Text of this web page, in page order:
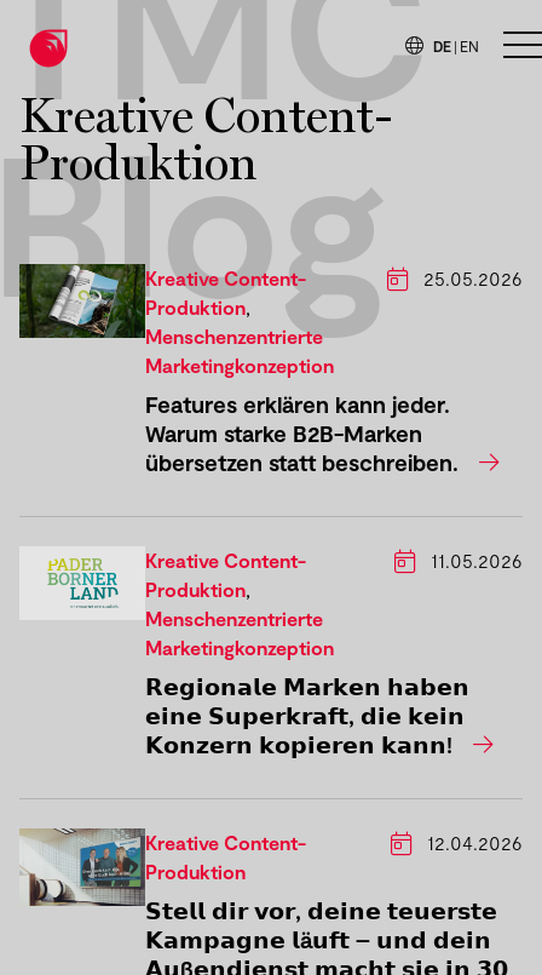
DE | EN
Kreative Content-
Produktion
Kreative Content-
Produktion,
Menschenzentrierte
Marketingkonzeption
25.05.2026
Features erklären kann jeder.
Warum starke B2B-Marken
übersetzen statt beschreiben.
Kreative Content-
Produktion,
Menschenzentrierte
Marketingkonzeption
11.05.2026
𝗥𝗲𝗴𝗶𝗼𝗻𝗮𝗹𝗲 𝗠𝗮𝗿𝗸𝗲𝗻 𝗵𝗮𝗯𝗲𝗻
𝗲𝗶𝗻𝗲 𝗦𝘂𝗽𝗲𝗿𝗸𝗿𝗮𝗳𝘁, 𝗱𝗶𝗲 𝗸𝗲𝗶𝗻
𝗞𝗼𝗻𝘇𝗲𝗿𝗻 𝗸𝗼𝗽𝗶𝗲𝗿𝗲𝗻 𝗸𝗮𝗻𝗻!
Kreative Content-
Produktion
12.04.2026
𝗦𝘁𝗲𝗹𝗹 𝗱𝗶𝗿 𝘃𝗼𝗿, 𝗱𝗲𝗶𝗻𝗲 𝘁𝗲𝘂𝗲𝗿𝘀𝘁𝗲
𝗞𝗮𝗺𝗽𝗮𝗴𝗻𝗲 𝗹ä𝘂𝗳𝘁 – 𝘂𝗻𝗱 𝗱𝗲𝗶𝗻
𝗔𝘂ß𝗲𝗻𝗱𝗶𝗲𝗻𝘀𝘁 𝗺𝗮𝗰𝗵𝘁 𝘀𝗶𝗲 𝗶𝗻 𝟯𝟬